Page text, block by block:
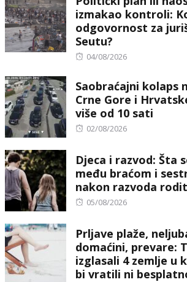
izmakao kontroli:
odgovornost za
Seutu?
Posted
04/08/2026
Saobraćajni kolaps
Crne Gore i
više od 10 sati
Posted
02/08/2026
Djeca i razvod: Šta
među braćom i
nakon razvoda
Posted
05/08/2026
Prljave plaže,
domaćini, prevare:
izglasali 4 zemlje u
bi vratili ni